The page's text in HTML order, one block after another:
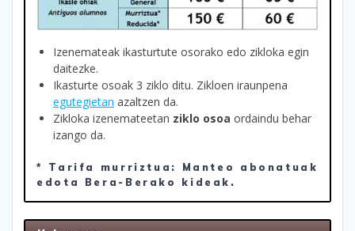
Izenemateak ikasturtute osorako edo zikloka egin
daitezke.
Ikasturte osoak 3 ziklo ditu. Zikloen iraunpena
egutegietan azaltzen da.
Zikloka izenemateetan ziklo osoa ordaindu behar
izango da.
* Tarifa murriztua: Manteo abonatuak
edota Bera-Berako kideak.